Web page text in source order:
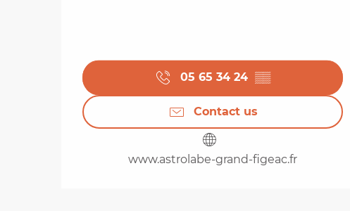
05 65 34 24 ▒▒
Contact us
www.astrolabe-grand-figeac.fr